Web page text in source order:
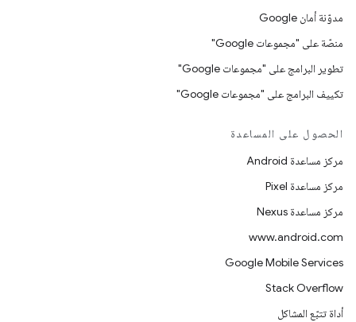
مدوّنة أمان Google
منصّة على "مجموعات Google"
تطوير البرامج على "مجموعات Google"
تكييف البرامج على "مجموعات Google"
الحصول على المساعدة
مركز مساعدة Android
مركز مساعدة Pixel
مركز مساعدة Nexus
www.android.com
Google Mobile Services
Stack Overflow
أداة تتبّع المشاكل